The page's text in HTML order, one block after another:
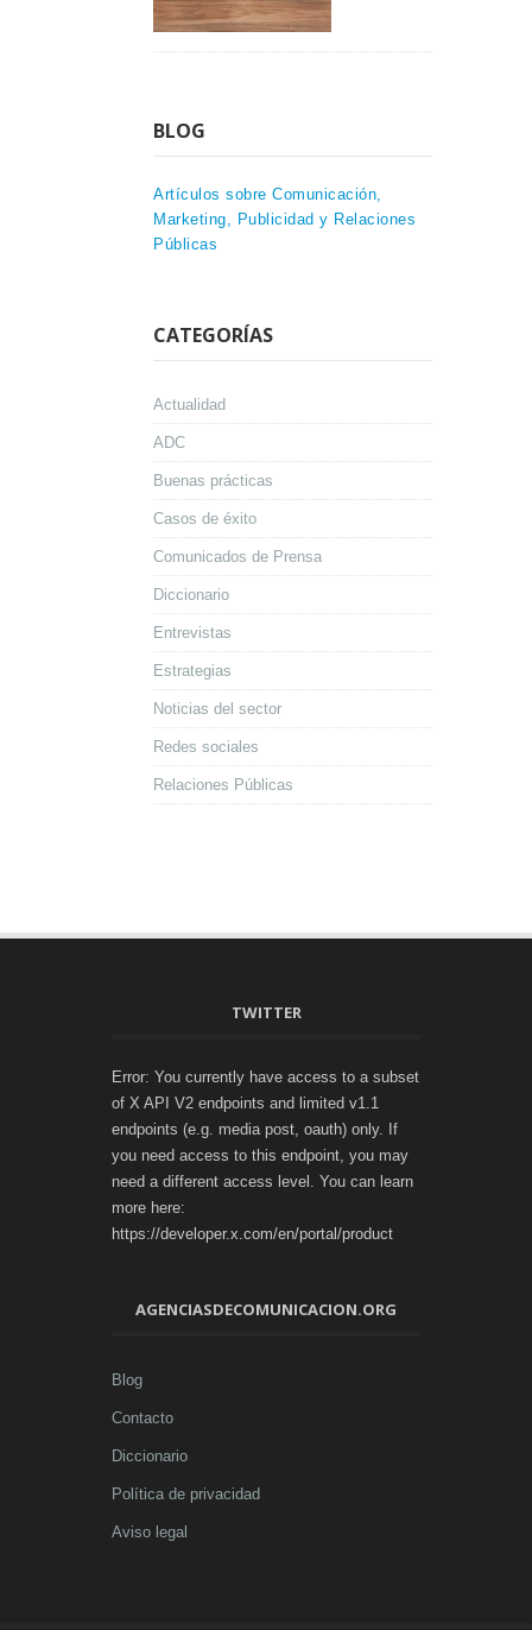
BLOG
Artículos sobre Comunicación,
Marketing, Publicidad y Relaciones
Públicas
CATEGORÍAS
Actualidad
ADC
Buenas prácticas
Casos de éxito
Comunicados de Prensa
Diccionario
Entrevistas
Estrategias
Noticias del sector
Redes sociales
Relaciones Públicas
TWITTER
Error: You currently have access to a subset
of X API V2 endpoints and limited v1.1
endpoints (e.g. media post, oauth) only. If
you need access to this endpoint, you may
need a different access level. You can learn
more here:
https://developer.x.com/en/portal/product
AGENCIASDECOMUNICACION.ORG
Blog
Contacto
Diccionario
Política de privacidad
Aviso legal